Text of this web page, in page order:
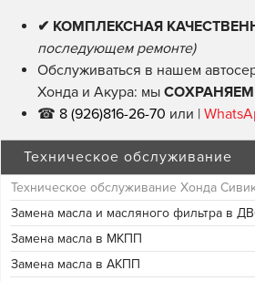
✔ КОМПЛЕКСНАЯ
последующем ремонте)
Обслуживаться в нашем
Хонда и Акура: мы СОХРАНЯЕМ
☎ 8 (926)816-26-70 или |
Техническое обслуживание
Техническое обслуживание Хонда
Замена масла и масляного фильтра в
Замена масла в МКПП
Замена масла в АКПП